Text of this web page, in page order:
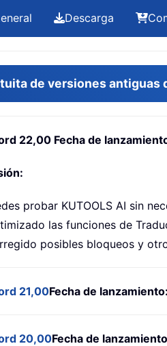
Descarga
de versiones antiguas
22,00 Fecha de
probar KUTOOLS AI sin
las funciones de
posibles bloqueos y
21,00Fecha de
20,00Fecha de